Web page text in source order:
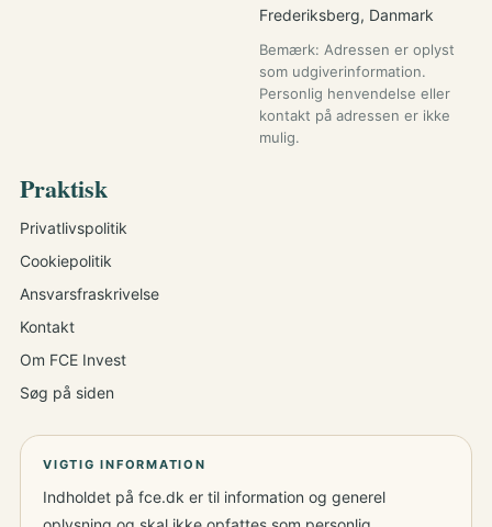
Frederiksberg, Danmark
Bemærk: Adressen er oplyst
som udgiverinformation.
Personlig henvendelse eller
kontakt på adressen er ikke
mulig.
Praktisk
Privatlivspolitik
Cookiepolitik
Ansvarsfraskrivelse
Kontakt
Om FCE Invest
Søg på siden
VIGTIG INFORMATION
Indholdet på fce.dk er til information og generel